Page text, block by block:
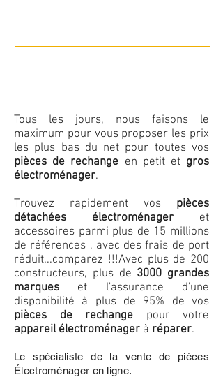
Tous les jours, nous faisons le
maximum pour vous proposer les prix
les plus bas du net pour toutes vos
pièces de rechange en petit et gros
électroménager.
Trouvez rapidement vos pièces
détachées électroménager et
accessoires parmi plus de 15 millions
de références , avec des frais de port
réduit...comparez !!!Avec plus de 200
constructeurs, plus de 3000 grandes
marques et l'assurance d'une
disponibilité à plus de 95% de vos
pièces de rechange pour votre
appareil électroménager à réparer.
Le spécialiste de la vente de pièces
Électroménager en ligne.